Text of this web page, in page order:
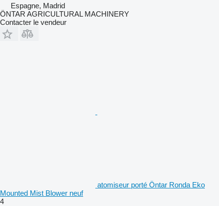
Espagne, Madrid
ÖNTAR AGRICULTURAL MACHINERY
Contacter le vendeur
atomiseur porté Öntar Ronda Eko
Mounted Mist Blower neuf
4